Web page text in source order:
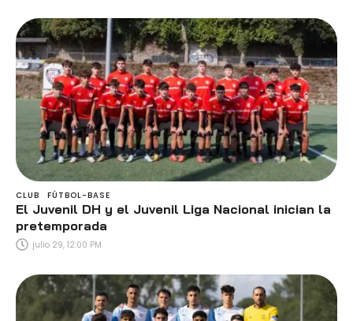
CLUB FÚTBOL-BASE
El Juvenil DH y el Juvenil Liga Nacional inician la
pretemporada
julio 29, 12:00 PM